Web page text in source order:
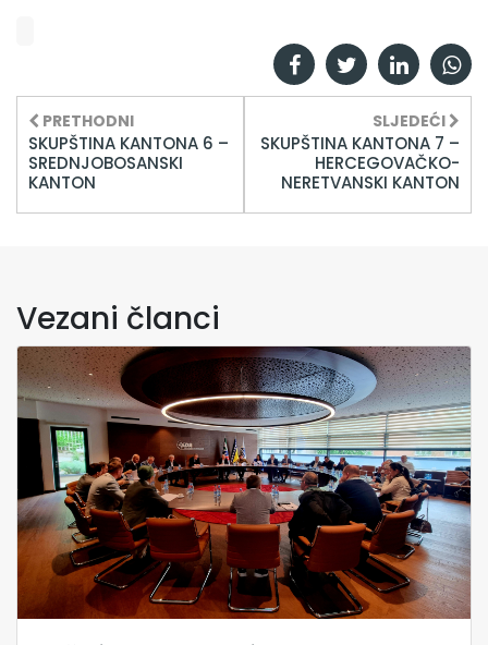
PRETHODNI
SKUPŠTINA KANTONA 6 –
SREDNJOBOSANSKI
KANTON
SLJEDEĆI
SKUPŠTINA KANTONA 7 –
HERCEGOVAČKO-
NERETVANSKI KANTON
Vezani članci